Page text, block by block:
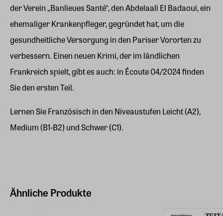
der Verein „Banlieues Santé“, den Abdelaali El Badaoui, ein
ehemaliger Krankenpfleger, gegründet hat, um die
gesundheitliche Versorgung in den Pariser Vororten zu
verbessern. Einen neuen Krimi, der im ländlichen
Frankreich spielt, gibt es auch: in Écoute 04/2024 finden
Sie den ersten Teil.
Lernen Sie Französisch in den Niveaustufen Leicht (A2),
Medium (B1-B2) und Schwer (C1).
Ähnliche Produkte